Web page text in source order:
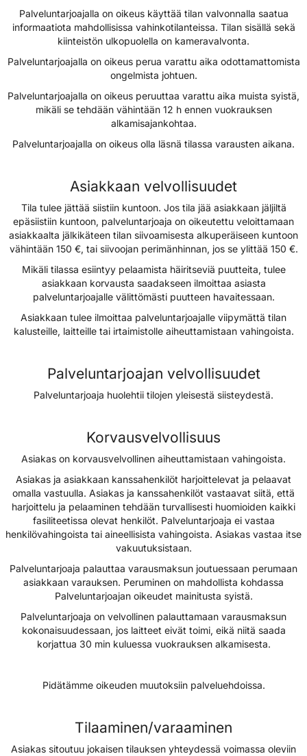
Palveluntarjoajalla on oikeus käyttää tilan valvonnalla saatua
informaatiota mahdollisissa vahinkotilanteissa. Tilan sisällä sekä
kiinteistön ulkopuolella on kameravalvonta.
Palveluntarjoajalla on oikeus perua varattu aika odottamattomista
ongelmista johtuen.
Palveluntarjoajalla on oikeus peruuttaa varattu aika muista syistä,
mikäli se tehdään vähintään 12 h ennen vuokrauksen
alkamisajankohtaa.
Palveluntarjoajalla on oikeus olla läsnä tilassa varausten aikana.
Asiakkaan velvollisuudet
Tila tulee jättää siistiin kuntoon. Jos tila jää asiakkaan jäljiltä
epäsiistiin kuntoon, palveluntarjoaja on oikeutettu veloittamaan
asiakkaalta jälkikäteen tilan siivoamisesta alkuperäiseen kuntoon
vähintään 150 €, tai siivoojan perimänhinnan, jos se ylittää 150 €.
Mikäli tilassa esiintyy pelaamista häiritseviä puutteita, tulee
asiakkaan korvausta saadakseen ilmoittaa asiasta
palveluntarjoajalle välittömästi puutteen havaitessaan.
Asiakkaan tulee ilmoittaa palveluntarjoajalle viipymättä tilan
kalusteille, laitteille tai irtaimistolle aiheuttamistaan vahingoista.
Palveluntarjoajan velvollisuudet
Palveluntarjoaja huolehtii tilojen yleisestä siisteydestä.
Korvausvelvollisuus
Asiakas on korvausvelvollinen aiheuttamistaan vahingoista.
Asiakas ja asiakkaan kanssahenkilöt harjoittelevat ja pelaavat
omalla vastuulla. Asiakas ja kanssahenkilöt vastaavat siitä, että
harjoittelu ja pelaaminen tehdään turvallisesti huomioiden kaikki
fasiliteetissa olevat henkilöt. Palveluntarjoaja ei vastaa
henkilövahingoista tai aineellisista vahingoista. Asiakas vastaa itse
vakuutuksistaan.
Palveluntarjoaja palauttaa varausmaksun joutuessaan perumaan
asiakkaan varauksen. Peruminen on mahdollista kohdassa
Palveluntarjoajan oikeudet mainitusta syistä.
Palveluntarjoaja on velvollinen palauttamaan varausmaksun
kokonaisuudessaan, jos laitteet eivät toimi, eikä niitä saada
korjattua 30 min kuluessa vuokrauksen alkamisesta.
Pidätämme oikeuden muutoksiin palveluehdoissa.
Tilaaminen/varaaminen
Asiakas sitoutuu jokaisen tilauksen yhteydessä voimassa oleviin